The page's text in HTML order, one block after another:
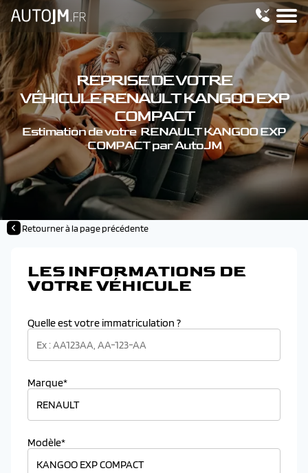
REPRISE DE VOTRE
VÉHICULE RENAULT KANGOO EXP
COMPACT
Estimation de votre RENAULT KANGOO EXP
COMPACT par AutoJM
Retourner à la page précédente
LES INFORMATIONS DE
VOTRE VÉHICULE
Quelle est votre immatriculation ?
Marque*
Modèle*